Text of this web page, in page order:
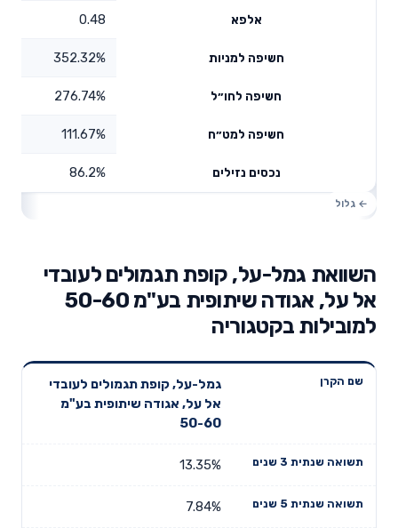
אלפא 0.48
חשיפה למניות 352.32%
חשיפה לחו״ל 276.74%
חשיפה למט״ח 111.67%
נכסים נזילים 86.2%
השוואת גמל-על, קופת תגמולים לעובדי
אל על, אגודה שיתופית בע"מ 50-60
למובילות בקטגוריה
שנתית 3
תשואה
שנתית 5
דמי ניהול
שנתיים
גמל-על, קופת תגמולים לעובדי
אל על, אגודה שיתופית בע"מ
50-60
13.35%
7.84%